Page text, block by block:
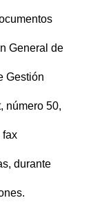
General de
Gestión
número 50,
fax
durante